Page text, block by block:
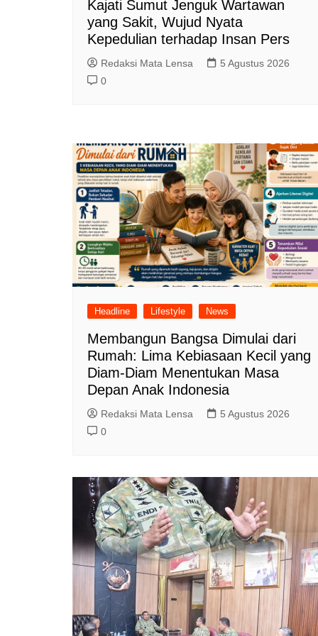
Kajati Sumut Jenguk Wartawan
yang Sakit, Wujud Nyata
Kepedulian terhadap Insan Pers
Redaksi Mata Lensa
5 Agustus 2026
0
Headline Lifestyle News
Membangun Bangsa Dimulai dari
Rumah: Lima Kebiasaan Kecil yang
Diam-Diam Menentukan Masa
Depan Anak Indonesia
Redaksi Mata Lensa
5 Agustus 2026
0